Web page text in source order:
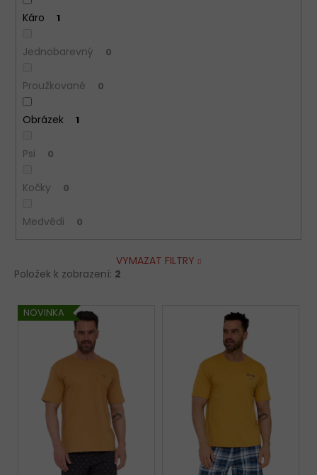
Káro 1
Jednobarevný 0
Proužkované 0
Obrázek 1
Psi 0
Kočky 0
Medvědi 0
VYMAZAT FILTRY
Položek k zobrazení: 2
V
ý
NOVINKA